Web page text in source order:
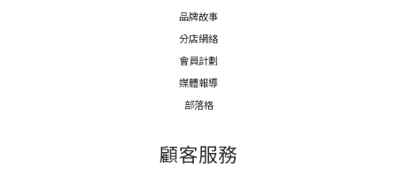
品牌故事
分店網絡
會員計劃
媒體報導
部落格
顧客服務